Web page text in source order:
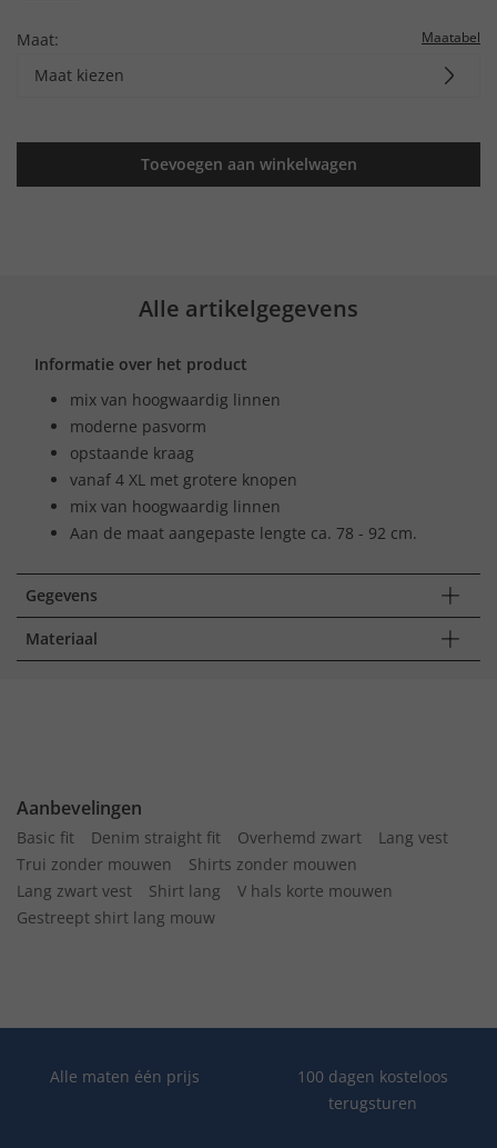
Maat: Maatabel
Maat kiezen
Toevoegen aan winkelwagen
Alle artikelgegevens
Informatie over het product
mix van hoogwaardig linnen
moderne pasvorm
opstaande kraag
vanaf 4 XL met grotere knopen
mix van hoogwaardig linnen
Aan de maat aangepaste lengte ca. 78 - 92 cm.
Gegevens
Materiaal
Aanbevelingen
Basic fit Denim straight fit Overhemd zwart
Lang vest
Trui zonder mouwen
Shirts zonder mouwen
Lang zwart vest
Shirt lang
V hals korte mouwen
Gestreept shirt lang mouw
Alle maten één prijs
100 dagen kosteloos
terugsturen